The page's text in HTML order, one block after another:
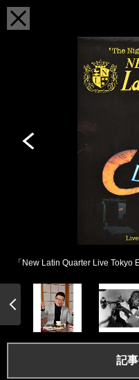
「New Latin Quarter Live Tokyo
記